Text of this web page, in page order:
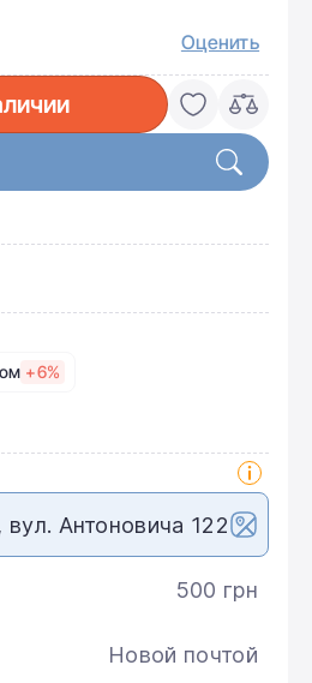
Оценить
+6%
вул. Антоновича 122
500 грн
Новой почтой